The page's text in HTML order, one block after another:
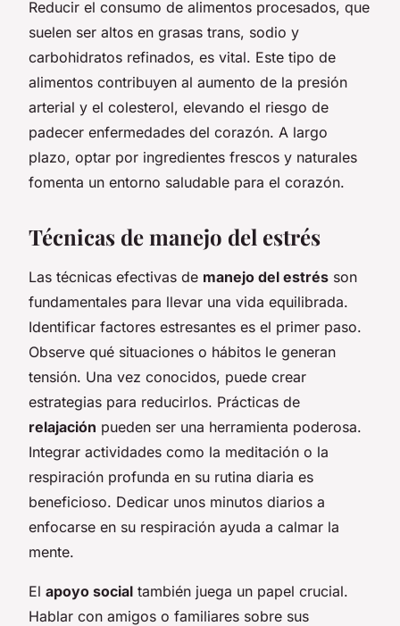
Reducir el consumo de alimentos procesados, que
suelen ser altos en grasas trans, sodio y
carbohidratos refinados, es vital. Este tipo de
alimentos contribuyen al aumento de la presión
arterial y el colesterol, elevando el riesgo de
padecer enfermedades del corazón. A largo
plazo, optar por ingredientes frescos y naturales
fomenta un entorno saludable para el corazón.
Técnicas de manejo del estrés
Las técnicas efectivas de manejo del estrés son
fundamentales para llevar una vida equilibrada.
Identificar factores estresantes es el primer paso.
Observe qué situaciones o hábitos le generan
tensión. Una vez conocidos, puede crear
estrategias para reducirlos. Prácticas de
relajación pueden ser una herramienta poderosa.
Integrar actividades como la meditación o la
respiración profunda en su rutina diaria es
beneficioso. Dedicar unos minutos diarios a
enfocarse en su respiración ayuda a calmar la
mente.
El apoyo social también juega un papel crucial.
Hablar con amigos o familiares sobre sus